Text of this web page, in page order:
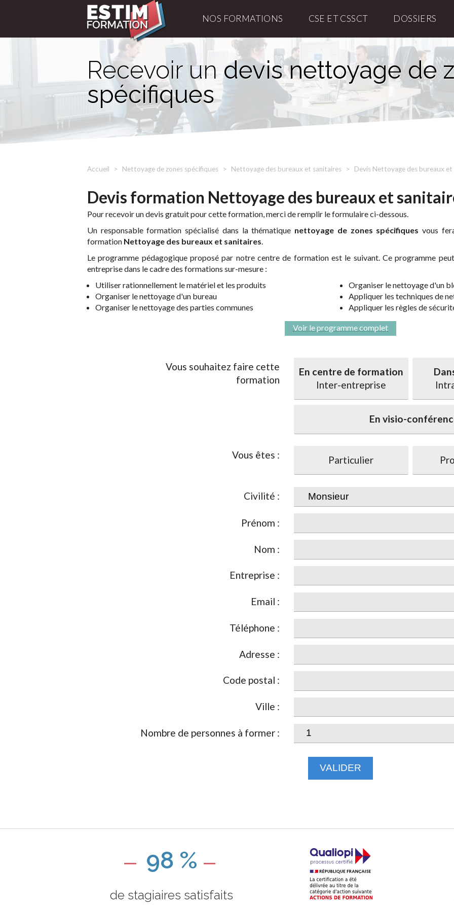
NOS FORMATIONS CSE ET CSSCT DOSSIERS
Recevoir undevis nettoyage de
spécifiques
Accueil Nettoyage de zones spécifiques Nettoyage des bureaux et sanitaires Devis Nettoyage des bureaux et
Devis formation Nettoyage des bureaux et
Pour recevoir un devis gratuit pour cette formation, merci de remplir le formulaire ci-dessous.
Un responsable formation spécialisé dans la thématique nettoyage de zones spécifiques vous
formation Nettoyage des bureaux et sanitaires.
Le programme pédagogique proposé par notre centre de formation est le suivant. Ce programme
entreprise dans le cadre des formations sur-mesure :
Utiliser rationnellement le matériel et les produits
Organiser le nettoyage d'un bureau
Organiser le nettoyage des parties communes
Organiser le nettoyage d'un
Appliquer les techniques de
Appliquer les règles de
Voir le programme complet
Vous souhaitez faire cette
formation
En centre de formation
Inter-entreprise
En visio-
Vous êtes : Particulier
Civilité :
Prénom :
Nom :
Entreprise :
Email :
Téléphone :
Adresse :
Code postal :
Ville :
Nombre de personnes à former :
VALIDER
98 %
de stagiaires satisfaits